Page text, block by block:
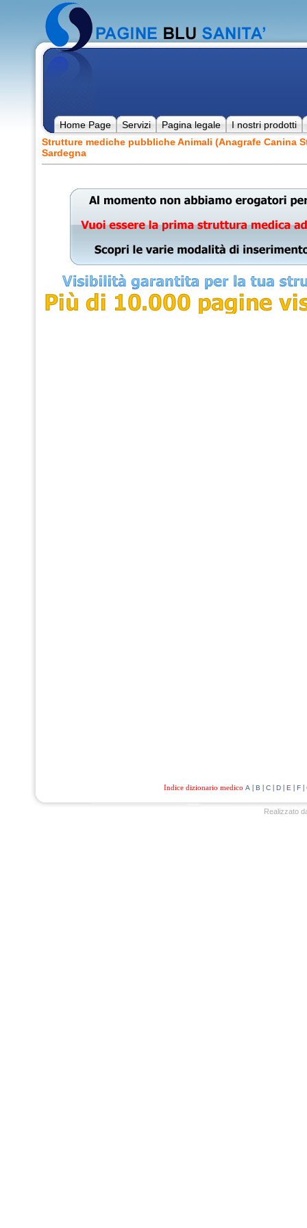
Home Page Servizi Pagina legale
I nostri prodotti
Strutture mediche pubbliche Animali (Anagrafe Canina
Sardegna
Indice dizionario medico A | B | C| D| E | F|
Realizzato